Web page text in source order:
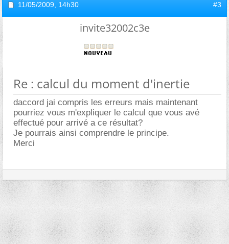
11/05/2009, 14h30 #3
invite32002c3e
Re : calcul du moment d'inertie
daccord jai compris les erreurs mais maintenant
pourriez vous m'expliquer le calcul que vous avé
effectué pour arrivé a ce résultat?
Je pourrais ainsi comprendre le principe.
Merci